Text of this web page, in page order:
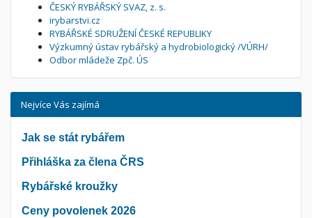
ČESKÝ RYBÁŘSKÝ SVAZ, z. s.
irybarstvi.cz
RYBÁŘSKÉ SDRUŽENÍ ČESKÉ REPUBLIKY
Výzkumný ústav rybářský a hydrobiologický /VÚRH/
Odbor mládeže Zpč. ÚS
Nejvíce Vás zajímá
Jak se stát rybářem
Přihláška za člena ČRS
Rybářské kroužky
Ceny povolenek 2026